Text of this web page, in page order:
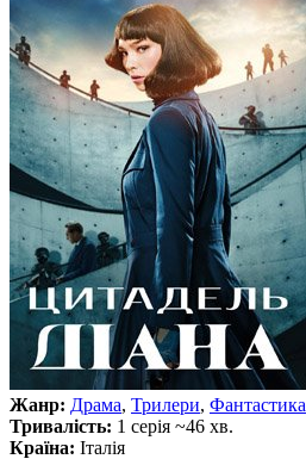
Жанр: Драма, Трилери, Фантастика
Тривалість: 1 серія ~46 хв.
Країна: Італія